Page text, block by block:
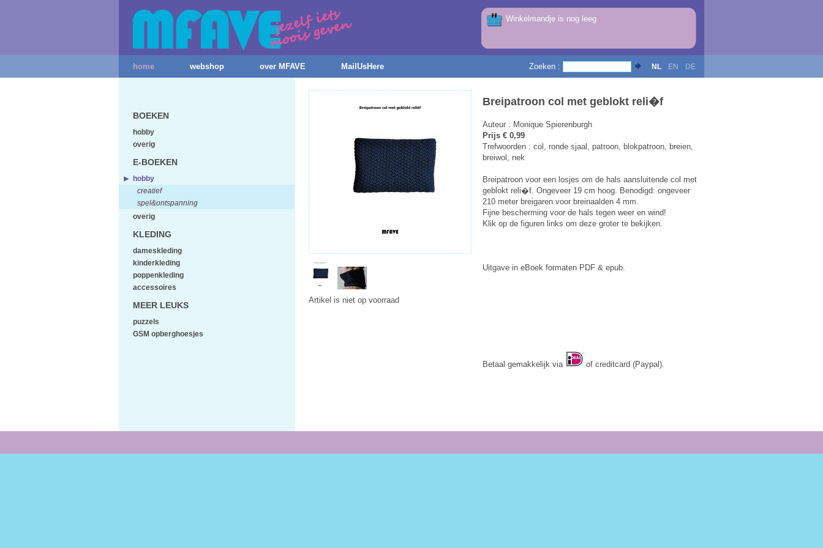
Winkelmandje is nog leeg
home webshop over MFAVE MailUsHere NL EN DE
Zoeken :
Artikel is niet op voorraad
Breipatroon col met geblokt reli�f
Auteur : Monique Spierenburgh
Prijs € 0,99
Trefwoorden : col, ronde sjaal, patroon, blokpatroon, breien,
breiwol, nek
Breipatroon voor een losjes om de hals aansluitende col met
geblokt reli�f. Ongeveer 19 cm hoog. Benodigd: ongeveer
210 meter breigaren voor breinaalden 4 mm.
Fijne bescherming voor de hals tegen weer en wind!
Klik op de figuren links om deze groter te bekijken.
Uitgave in eBoek formaten PDF & epub.
Betaal gemakkelijk via of creditcard (Paypal).
BOEKEN
hobby
overig
E-BOEKEN
hobby
creatief
spel&ontspanning
overig
KLEDING
dameskleding
kinderkleding
poppenkleding
accessoires
MEER LEUKS
puzzels
GSM opberghoesjes